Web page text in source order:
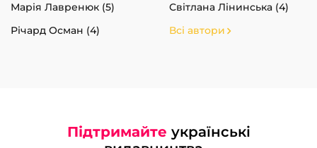
Марія Лавренюк (5)
Світлана Лінинська (4)
Річард Осман (4)
Всі автори
Підтримайте українські